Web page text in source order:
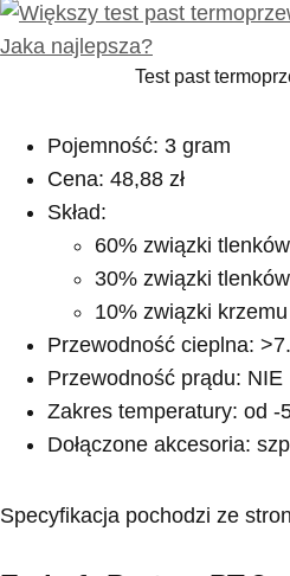
Test past
Pojemność: 3 gram
Cena: 48,88 zł
Skład:
60% związki
30% związki
10% związki krzemu
Przewodność cieplna:
Przewodność prądu: NIE
Zakres temperatury: od -
Dołączone akcesoria:
Specyfikacja pochodzi ze